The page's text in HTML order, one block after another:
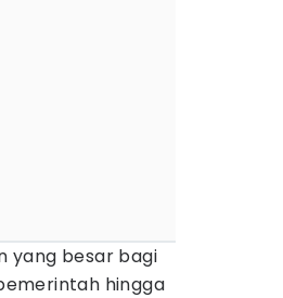
yang besar bagi
hingga